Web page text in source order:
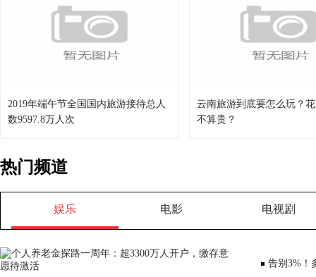
2019年端午节全国国内旅游接待总人
数9597.8万人次
云南旅游到底要怎么玩？
不算贵？
热门频道
娱乐 电影 电视剧
告别3%！